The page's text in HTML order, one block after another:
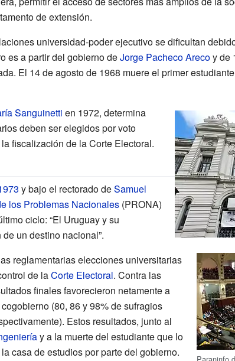
de extensión.
universidad-poder ejecutivo se dificultan
es a partir del gobierno deJorge Pacheco Arecoy de
El 14 de agosto de 1968 muere el primer
Sanguinetti en 1972, determina
deben ser elegidos por voto
fiscalización de la Corte Electoral.
y bajo el rectorado deSamuel
los Problemas Nacionales(PRONA)
ciclo: “El Uruguay y su
un destino nacional”.
reglamentarias elecciones universitarias
de laCorte Electoral. Contra las
finales favorecieron netamente a
(80, 86 y 98% de sufragios
Estos resultados, junto al
y a la muerte del estudiante que lo
casa de estudios por parte del gobierno.